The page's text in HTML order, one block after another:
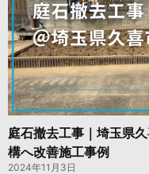
庭石撤去工事｜埼玉県
構へ改善施工事例
2024年11月3日